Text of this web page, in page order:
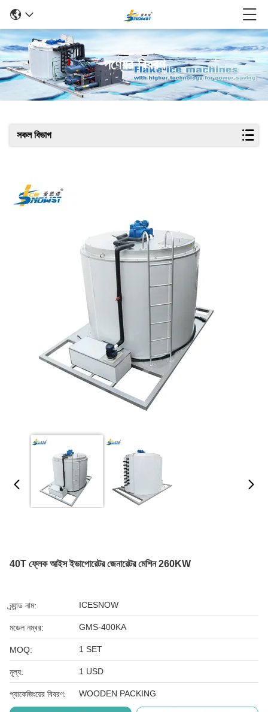
পণ্যের বিবরণ
সকল বিভাগ
40T ফ্লেক আইস ইভাপোরেটর জেনারেটর মেশিন 260KW
ব্র্যান্ড নাম: ICESNOW
মডেল নম্বর: GMS-400KA
MOQ: 1 SET
মূল্য: 1 USD
প্যাকেজিংয়ের বিবরণ: WOODEN PACKING